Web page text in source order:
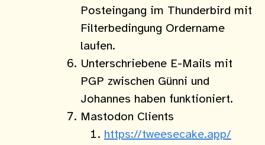
Posteingang im Thunderbird mit
Filterbedingung Ordername
laufen.
Unterschriebene E-Mails mit
PGP zwischen Günni und
Johannes haben funktioniert.
Mastodon Clients
https://tweesecake.app/